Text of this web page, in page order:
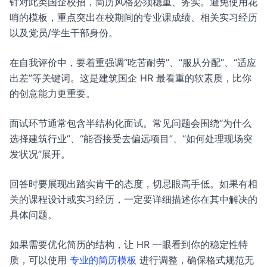
哨的模板，重点突出在校期间的专业课成绩、相关实习经历
以及党员/学生干部身份。
在自我评价中，要着重强调“吃苦耐劳”、“服从分配”、“适应
出差”等关键词。这是建筑国企 HR 最看重的软素质，比你
的创意能力更重要。
面试环节通常包含半结构化面试。常见问题会围绕“为什么
选择建筑行业”、“能否接受去偏远项目”、“如何处理现场突
发状况”展开。
回答时要展现出踏实肯干的态度，切忌眼高手低。如果有相
关的课程设计或实习经历，一定要详细描述你在其中解决的
具体问题。
如果需要优化简历的结构，让 HR 一眼看到你的稳定性特
质，可以使用 专业的简历模板 进行调整，确保格式规范无